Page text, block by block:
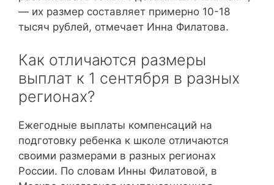
— их размер составляет примерно 10-18
тысяч рублей, отмечает Инна Филатова.
Как отличаются размеры
выплат к 1 сентября в разных
регионах?
Ежегодные выплаты компенсаций на
подготовку ребенка к школе отличаются
своими размерами в разных регионах
России. По словам Инны Филатовой, в